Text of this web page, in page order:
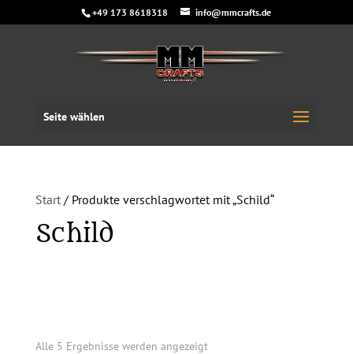
+49 173 8618318 info@mmcrafts.de
Seite wählen
Start/ Produkte verschlagwortet mit „Schild“
Schild
Alle 5 Ergebnisse werden angezeigt